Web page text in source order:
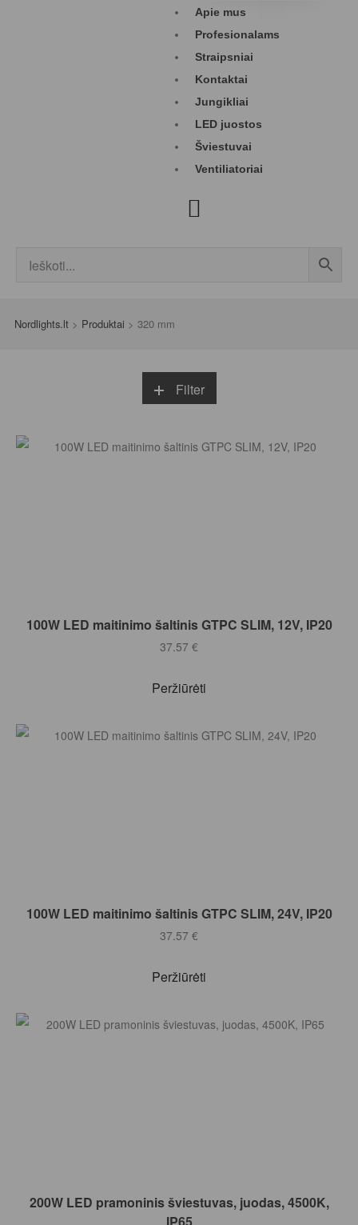
Apie mus
Profesionalams
Straipsniai
Kontaktai
Jungikliai
LED juostos
Šviestuvai
Ventiliatoriai
Nordlights.lt > Produktai > 320 mm
Filter
Į KREPŠELĮ
100W LED maitinimo šaltinis GTPC SLIM, 12V, IP20
37.57 €
Peržiūrėti
Į KREPŠELĮ
100W LED maitinimo šaltinis GTPC SLIM, 24V, IP20
37.57 €
Peržiūrėti
Į KREPŠELĮ
200W LED pramoninis šviestuvas, juodas, 4500K,